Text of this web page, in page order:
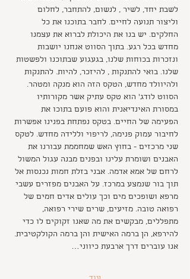
לשבת יחד, לשיר , לנשום, להתחבר, לחלום
וליצור תנועה לחיים. לחבר בתוכנו את כל
החלקים. יש בנו את היכולת לברוא את עצמנו
מחדש בכל רגע. בתוך הסווט אנחנו יושבות
ונזכרות בכוחות שלנו, בגעגוע שבתוכנו ולפשטות
שלנו. בואי להתנקות , להיזכר, להיות. להתנקות
ולהיוולד מחדש, הטקס הזה הוא מנקה ומטהר.
הסווט לודג' הוא טקס עתיק אשר מקורותיו
במסורת האינדיאנית והוא פועם בתוכו את
הפעימה של החיים. בטקס נפתחת בפנינו אפשרות
לחיבור עמוק פנימה, לריפוי וללידה מחדש. לטקס
שני מרכזים - בחוץ האש שמחממת עבורנו את
האבנים ושומרת עלינו ובפנים מבנה עגול המשול
לרחם של אמא אדמה. אבני בזלת חמות נכנסות אל
תוך בור שנמצע במרכז. על האבנים מפזרים עשבי
מרפא ושופכים מים וכך עולים אדים חמים של
רפואה טובה. מזיעים, שרים שירי רפואה,
מתפללים, מבקשים את מה שאנו זקוקים לו כדי
להירפא, הן ברמה האישית והן ברמה הקולקטיבית.
אנו עוברים דרך ארבעת כיווני…